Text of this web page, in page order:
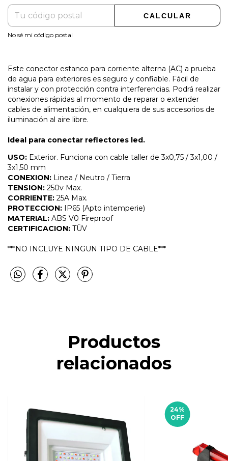
CALCULAR
No sé mi código postal
Este conector estanco para corriente alterna (AC) a prueba
de agua para exteriores es seguro y confiable. Fácil de
instalar y con protección contra interferencias. Podrá realizar
conexiones rápidas al momento de reparar o extender
cables de alimentación, en cualquiera de sus accesorios de
iluminación al aire libre.
Ideal para conectar reflectores led.
USO: Exterior. Funciona con cable taller de 3x0,75 / 3x1,00 /
3x1,50 mm
CONEXION: Linea / Neutro / Tierra
TENSION: 250v Max.
CORRIENTE: 25A Max.
PROTECCION: IP65 (Apto intemperie)
MATERIAL: ABS V0 Fireproof
CERTIFICACION: TÜV
***NO INCLUYE NINGUN TIPO DE CABLE***
Productos
relacionados
24%
OFF